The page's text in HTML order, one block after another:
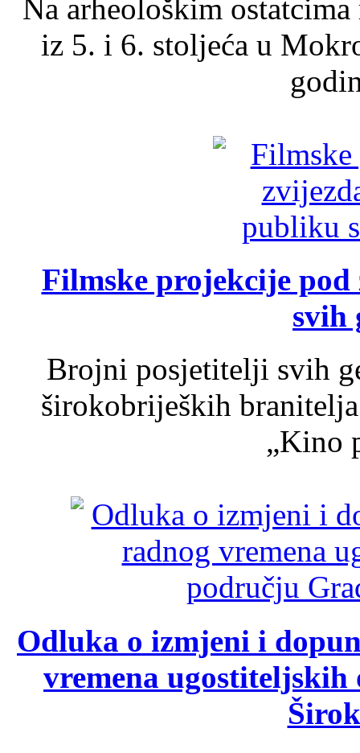
Na arheološkim
iz 5. i 6. stoljeća u
Filmske projekcije
svih
Brojni posjetitelji svih
širokobrijeških
„Kino
Odluka o izmjeni i
vremena